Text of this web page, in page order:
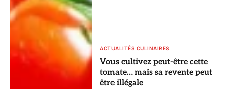
ACTUALITÉS CULINAIRES
Vous cultivez peut-être cette
tomate… mais sa revente peut
être illégale